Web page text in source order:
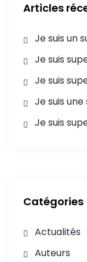
Articles
Je suis un
Je suis
Je suis
Je suis
Je suis
Catégories
Actualités
Auteurs